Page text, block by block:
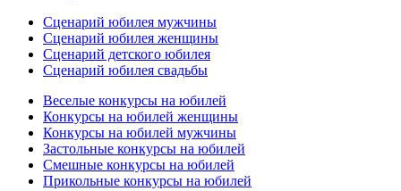
Сценарий юбилея мужчины
Сценарий юбилея женщины
Сценарий детского юбилея
Сценарий юбилея свадьбы
Веселые конкурсы на юбилей
Конкурсы на юбилей женщины
Конкурсы на юбилей мужчины
Застольные конкурсы на юбилей
Смешные конкурсы на юбилей
Прикольные конкурсы на юбилей